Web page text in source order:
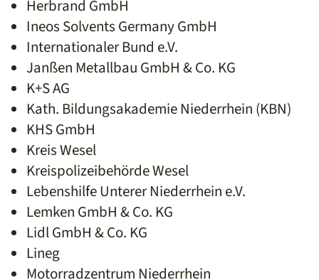
Herbrand GmbH
Ineos Solvents Germany GmbH
Internationaler Bund e.V.
Janßen Metallbau GmbH & Co. KG
K+S AG
Kath. Bildungsakademie Niederrhein (KBN)
KHS GmbH
Kreis Wesel
Kreispolizeibehörde Wesel
Lebenshilfe Unterer Niederrhein e.V.
Lemken GmbH & Co. KG
Lidl GmbH & Co. KG
Lineg
Motorradzentrum Niederrhein